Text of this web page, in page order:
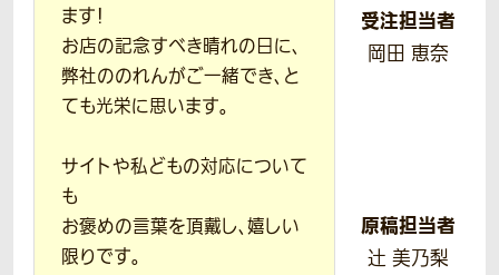
ます！
お店の記念すべき晴れの日に、
弊社ののれんがご一緒でき、と
ても光栄に思います。
サイトや私どもの対応について
も
お褒めの言葉を頂戴し、嬉しい
限りです。
受注担当者
岡田 恵奈
原稿担当者
辻 美乃梨